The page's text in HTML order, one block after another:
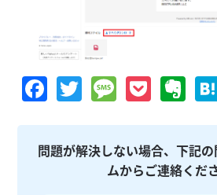
Facebook
Twitter
問題が解決しない場合、下記
ムからご連絡くだ